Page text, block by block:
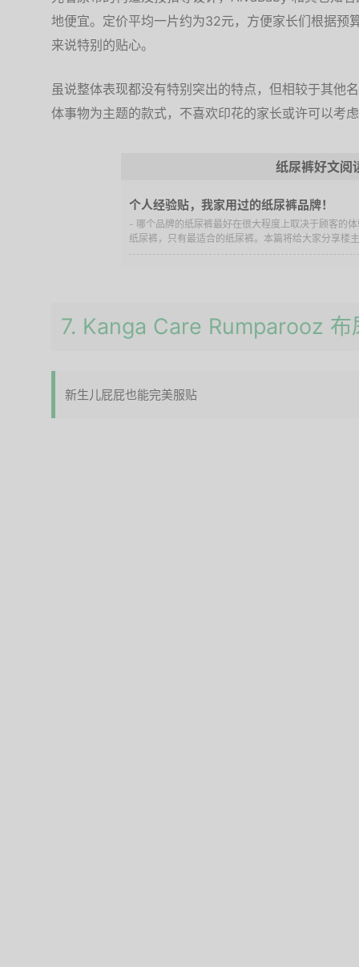
地便宜。定价平均一片约为32元，方便家长们根据预
来说特别的贴心。
虽说整体表现都没有特别突出的特点，但相较于其他
体事物为主题的款式，不喜欢印花的家长或许可以考
纸尿裤好文阅
个人经验贴，我家用过的纸尿裤品牌！
- 哪个品牌的纸尿裤最好在很大程度上取决于顾客的
纸尿裤，只有最适合的纸尿裤。本篇将给大家分享楼
7. Kanga Care Rumparooz 布
新生儿屁屁也能完美服贴